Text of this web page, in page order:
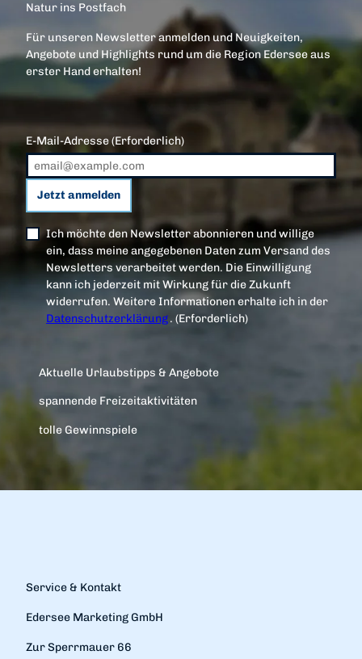
Natur ins Postfach
Für unseren Newsletter anmelden und Neuigkeiten,
Angebote und Highlights rund um die Region Edersee aus
erster Hand erhalten!
E-Mail-Adresse(Erforderlich)
Jetzt anmelden
Ich möchte den Newsletter abonnieren und willige
ein, dass meine angegebenen Daten zum Versand des
Newsletters verarbeitet werden. Die Einwilligung
kann ich jederzeit mit Wirkung für die Zukunft
widerrufen. Weitere Informationen erhalte ich in der
Datenschutzerklärung.(Erforderlich)
Aktuelle Urlaubstipps & Angebote
spannende Freizeitaktivitäten
tolle Gewinnspiele
Service & Kontakt
Edersee Marketing GmbH
Zur Sperrmauer 66